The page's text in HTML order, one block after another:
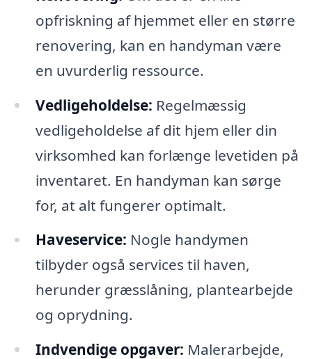
opfriskning af hjemmet eller en større
renovering, kan en handyman være
en uvurderlig ressource.
Vedligeholdelse: Regelmæssig
vedligeholdelse af dit hjem eller din
virksomhed kan forlænge levetiden på
inventaret. En handyman kan sørge
for, at alt fungerer optimalt.
Haveservice: Nogle handymen
tilbyder også services til haven,
herunder græsslåning, plantearbejde
og oprydning.
Indvendige opgaver: Malerarbejde,